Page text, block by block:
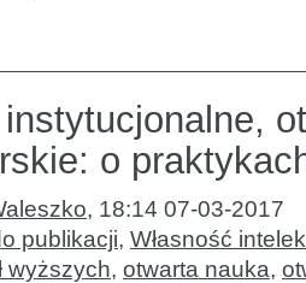
o
, 18:14 07-03-2017
publikacji, Własność
wyższych, otwarta nauka,